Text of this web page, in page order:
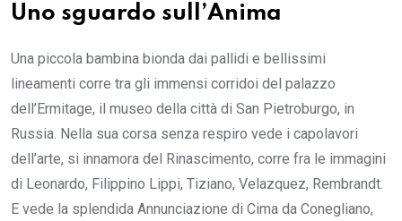
Uno sguardo sull’Anima
Una piccola bambina bionda dai pallidi e bellissimi
lineamenti corre tra gli immensi corridoi del palazzo
dell’Ermitage, il museo della città di San Pietroburgo, in
Russia. Nella sua corsa senza respiro vede i capolavori
dell’arte, si innamora del Rinascimento, corre fra le immagini
di Leonardo, Filippino Lippi, Tiziano, Velazquez, Rembrandt.
E vede la splendida Annunciazione di Cima da Conegliano,